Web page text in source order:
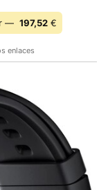
— 197,52 €
enlaces